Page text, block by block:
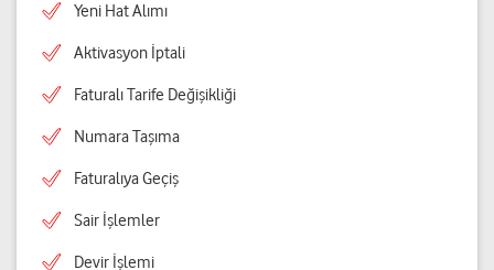
Yeni Hat Alımı
Aktivasyon İptali
Faturalı Tarife Değişikliği
Numara Taşıma
Faturalıya Geçiş
Sair İşlemler
Devir İşlemi